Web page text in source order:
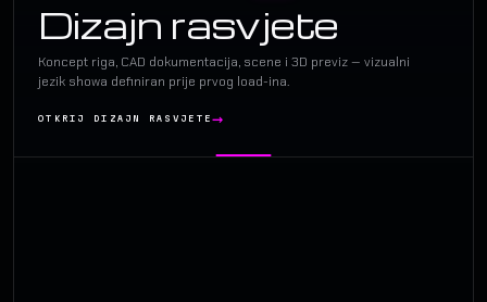
Dizajn rasvjete
Koncept riga, CAD dokumentacija, scene i 3D previz — vizualni
jezik showa definiran prije prvog load-ina.
OTKRIJ DIZAJN RASVJETE